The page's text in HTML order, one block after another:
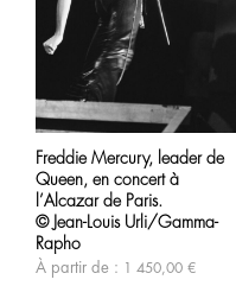
Ce
a
plusieurs
variations.
Les
options
peuvent
être
Freddie Mercury, leader de
Queen, en concert à
l’Alcazar de Paris.
© Jean-Louis Urli/Gamma-
Rapho
À partir de : 1 450,00 €